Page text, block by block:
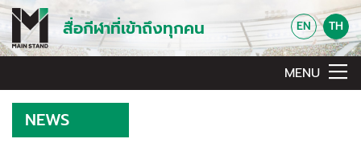
สื่อกีฬาที่เข้าถึงทุกคน EN TH
MENU
NEWS